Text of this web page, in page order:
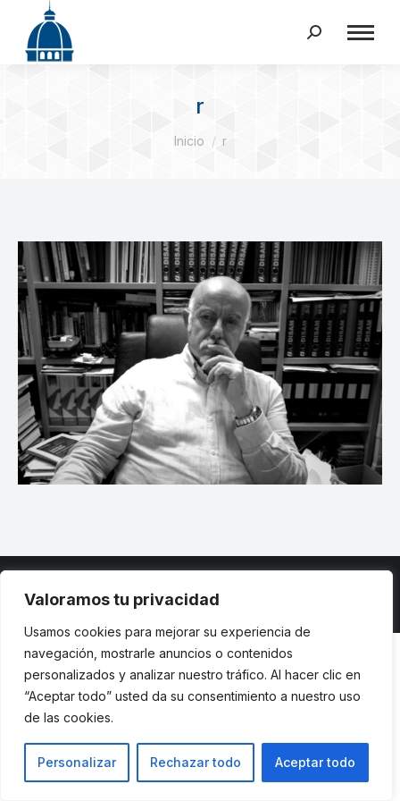
Valoramos tu privacidad
Usamos cookies para mejorar su experiencia de
navegación, mostrarle anuncios o contenidos
personalizados y analizar nuestro tráfico. Al hacer clic en
“Aceptar todo” usted da su consentimiento a nuestro uso
de las cookies.
Personalizar Rechazar todo Aceptar todo
Buscar:
r
Estás aquí:
Inicio r